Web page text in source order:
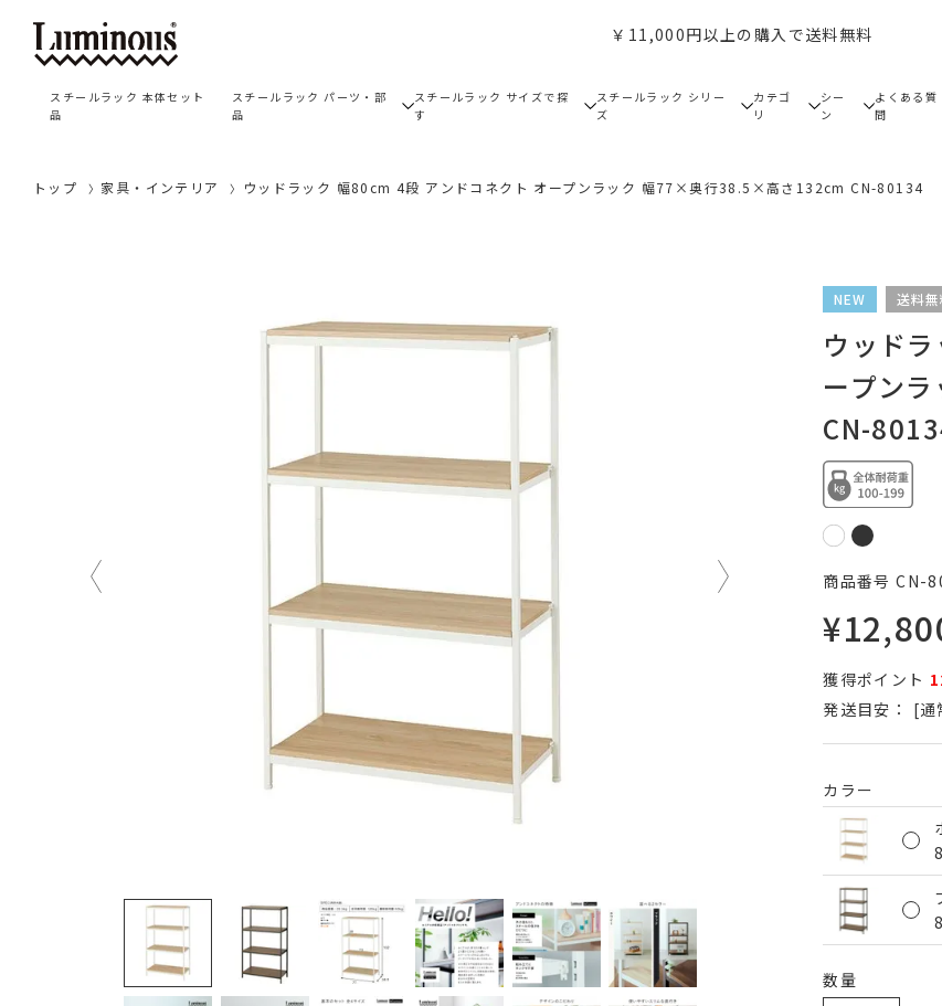
￥11,000円以上の購入で送料無料
スチールラック 本体セット
品
スチールラック パーツ・部
品
スチールラック サイズで探
す
スチールラック シリー
ズ
カテゴ
リ
シー
ン
よくある質
問
トップ 家具・インテリア ウッドラック 幅80cm 4段 アンドコネクト オープンラック 幅77×奥行38.5×高さ132cm CN-80134
NEW 送料無
ウッド
ープン
CN-
商品番号 CN-
¥
獲得ポイント
発送目安：
[通
カラー